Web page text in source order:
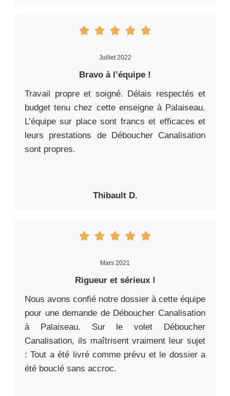
Juillet 2022
Bravo à l’équipe !
Travail propre et soigné. Délais respectés et
budget tenu chez cette enseigne à Palaiseau.
L’équipe sur place sont francs et efficaces et
leurs prestations de Déboucher Canalisation
sont propres.
Thibault D.
Mars 2021
Rigueur et sérieux !
Nous avons confié notre dossier à cette équipe
pour une demande de Déboucher Canalisation
à Palaiseau. Sur le volet Déboucher
Canalisation, ils maîtrisent vraiment leur sujet
: Tout a été livré comme prévu et le dossier a
été bouclé sans accroc.